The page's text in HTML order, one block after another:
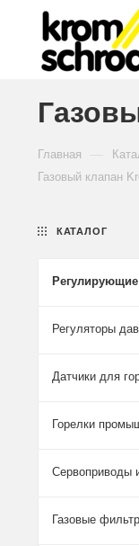
Главная
Газовый клапан
КАТАЛОГ
Регуляторы
Датчики для
Горелки
Сервоприводы
Газовые